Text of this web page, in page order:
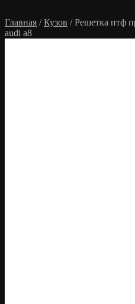
Главная /Кузов / Решетка птф
audi a8